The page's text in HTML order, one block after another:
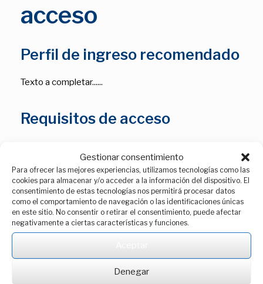
Gestionar consentimiento
Para ofrecer las mejores experiencias, utilizamos tecnologías como las
cookies para almacenar y/o acceder a la información del dispositivo. El
consentimiento de estas tecnologías nos permitirá procesar datos
como el comportamiento de navegación o las identificaciones únicas
en este sitio. No consentir o retirar el consentimiento, puede afectar
negativamente a ciertas características y funciones.
Denegar
acceso
Perfil de ingreso recomendado
Texto a completar......
Requisitos de acceso
están establecidos en el artículo 6 del Real
Decreto 99/2011, de 28 de enero , por el que se
regulan las enseñanzas oficiales de doctorado,
modificado por el Real Decreto 576/2023, de 4 de
julio.
https://esduva.uva.es/doctorandos/acceso-admision-